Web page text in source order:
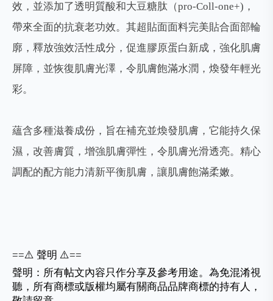
效，並添加了透明質酸和大豆糖肽（pro-Coll-one+)，
帶來全面的抗衰老功效。其超貼面面料完美貼合面部輪
廓，釋放強效活性成分，促進膠原蛋白新成，強化肌膚
屏障，並恢復肌膚光澤，令肌膚飽滿水潤，煥發年輕光
彩。
蘊含多種滋養成份，旨在補充並煥發肌膚，它能持久保
濕，改善膚質，增強肌膚彈性，令肌膚光滑透亮。精心
調配的配方能力清新平衡肌膚，讓肌膚飽滿柔嫩。
==⚠️ 聲明 ⚠️==
聲明：所有帖文內容只作分享及參考用途。為免混淆視
聽，所有商標或版權均屬有關商品品牌商標的持有人，